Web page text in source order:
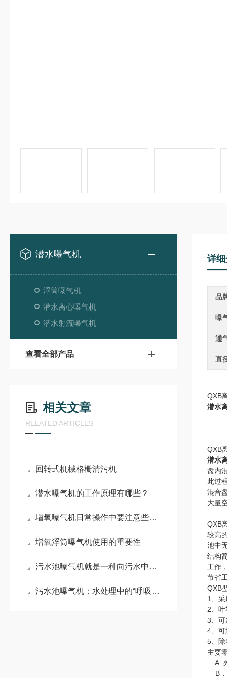
潜水曝气机
浮筒曝气机
潜水离心曝气机
潜水射流曝气机
查看全部产品
相关文章
RELATED ARTICLES
回转式机械格栅清污机
潜水曝气机的工作原理有哪些？
增氧曝气机日常操作中要注意些什么事项？
增氧浮筒曝气机使用的重要性
污水池曝气机就是一种向污水中强制充入空气的机械装置
污水池曝气机：水处理中的“呼吸引擎”
详
品
曝
通
直
QXB
潜水
QXB
潜水
盘内
此过
混合
大量
QXB
较高
池中
结构
工作
节省
QXB
1、
2、
3、可
4、可
5、除
主要
A.
B